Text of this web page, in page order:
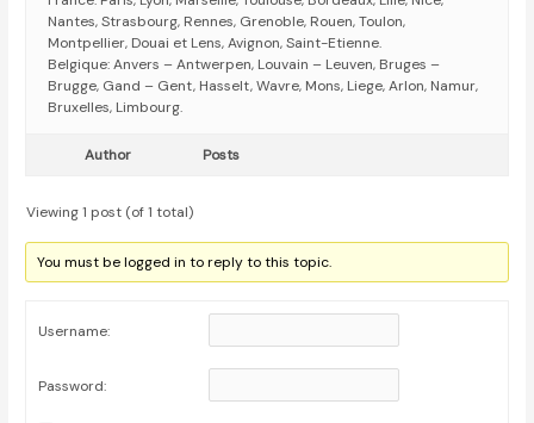
Nantes, Strasbourg, Rennes, Grenoble, Rouen, Toulon,
Montpellier, Douai et Lens, Avignon, Saint-Etienne.
Belgique: Anvers – Antwerpen, Louvain – Leuven, Bruges –
Brugge, Gand – Gent, Hasselt, Wavre, Mons, Liege, Arlon, Namur,
Bruxelles, Limbourg.
Author Posts
Viewing 1 post (of 1 total)
You must be logged in to reply to this topic.
Username:
Password: